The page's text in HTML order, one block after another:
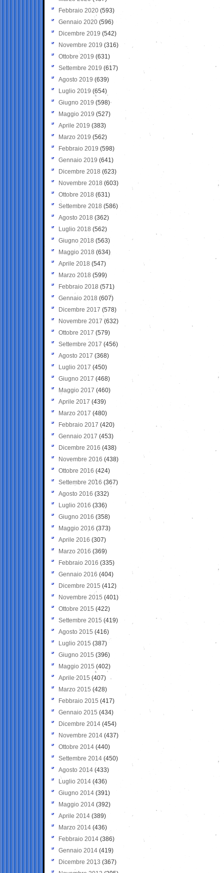
Febbraio 2020 (593)
Gennaio 2020 (596)
Dicembre 2019 (542)
Novembre 2019 (316)
Ottobre 2019 (631)
Settembre 2019 (617)
Agosto 2019 (639)
Luglio 2019 (654)
Giugno 2019 (598)
Maggio 2019 (527)
Aprile 2019 (383)
Marzo 2019 (562)
Febbraio 2019 (598)
Gennaio 2019 (641)
Dicembre 2018 (623)
Novembre 2018 (603)
Ottobre 2018 (631)
Settembre 2018 (586)
Agosto 2018 (362)
Luglio 2018 (562)
Giugno 2018 (563)
Maggio 2018 (634)
Aprile 2018 (547)
Marzo 2018 (599)
Febbraio 2018 (571)
Gennaio 2018 (607)
Dicembre 2017 (578)
Novembre 2017 (632)
Ottobre 2017 (579)
Settembre 2017 (456)
Agosto 2017 (368)
Luglio 2017 (450)
Giugno 2017 (468)
Maggio 2017 (460)
Aprile 2017 (439)
Marzo 2017 (480)
Febbraio 2017 (420)
Gennaio 2017 (453)
Dicembre 2016 (438)
Novembre 2016 (438)
Ottobre 2016 (424)
Settembre 2016 (367)
Agosto 2016 (332)
Luglio 2016 (336)
Giugno 2016 (358)
Maggio 2016 (373)
Aprile 2016 (307)
Marzo 2016 (369)
Febbraio 2016 (335)
Gennaio 2016 (404)
Dicembre 2015 (412)
Novembre 2015 (401)
Ottobre 2015 (422)
Settembre 2015 (419)
Agosto 2015 (416)
Luglio 2015 (387)
Giugno 2015 (396)
Maggio 2015 (402)
Aprile 2015 (407)
Marzo 2015 (428)
Febbraio 2015 (417)
Gennaio 2015 (434)
Dicembre 2014 (454)
Novembre 2014 (437)
Ottobre 2014 (440)
Settembre 2014 (450)
Agosto 2014 (433)
Luglio 2014 (436)
Giugno 2014 (391)
Maggio 2014 (392)
Aprile 2014 (389)
Marzo 2014 (436)
Febbraio 2014 (386)
Gennaio 2014 (419)
Dicembre 2013 (367)